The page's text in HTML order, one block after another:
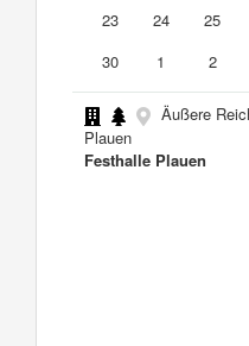
23
24 25
30
1 2
Äußere
Plauen
Festhalle Plauen